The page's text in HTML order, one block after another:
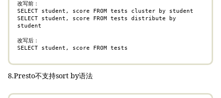
改写前：
SELECT student, score FROM tests cluster by student
SELECT student, score FROM tests distribute by
student
改写后：
SELECT student, score FROM tests
8.Presto不支持sort by语法